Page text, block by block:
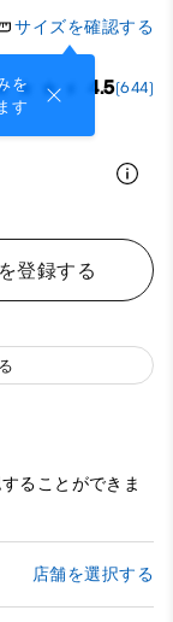
サイズを確認する
を
す
4.5(644)
登録する
ることができま
店舗を選択する